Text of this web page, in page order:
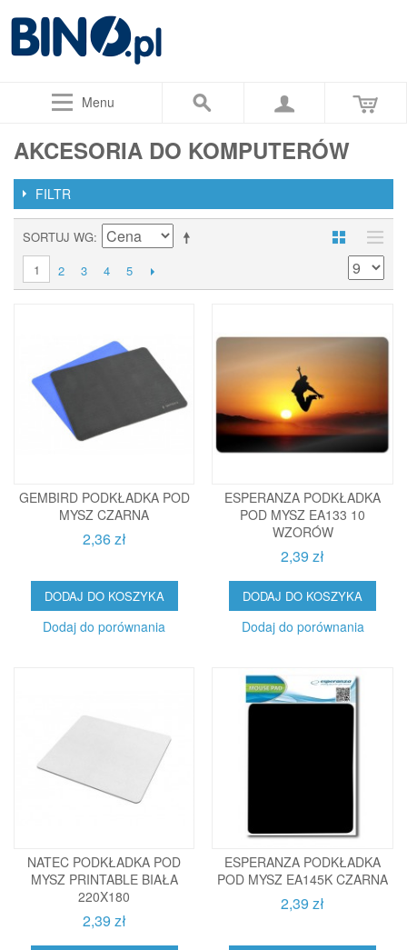
Menu
AKCESORIA DO KOMPUTERÓW
FILTR
SORTUJ WG
1
2 3 4 5
GEMBIRD PODKŁADKA POD
MYSZ CZARNA
2,36 zł
DODAJ DO KOSZYKA
Dodaj do porównania
ESPERANZA PODKŁADKA
POD MYSZ EA133 10
WZORÓW
2,39 zł
DODAJ DO KOSZYKA
Dodaj do porównania
NATEC PODKŁADKA POD
MYSZ PRINTABLE BIAŁA
220X180
2,39 zł
ESPERANZA PODKŁADKA
POD MYSZ EA145K CZARNA
2,39 zł